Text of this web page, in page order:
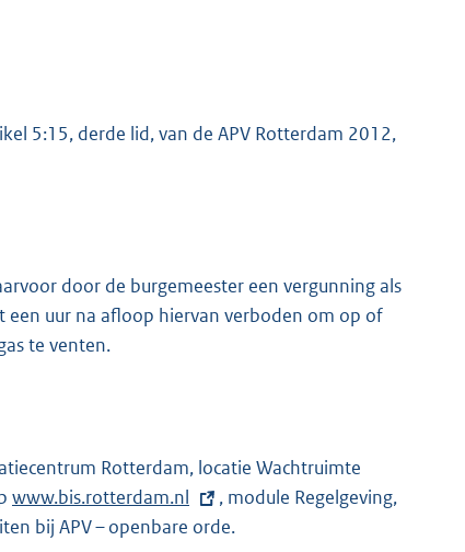
5:15, derde lid, van de APV Rotterdam 2012,
door de burgemeester een vergunning als
een uur na afloop hiervan verboden om op of
te venten.
Rotterdam, locatie Wachtruimte
E
x
www.bis.rotterdam.nl
, module Regelgeving,
bij APV – openbare orde.